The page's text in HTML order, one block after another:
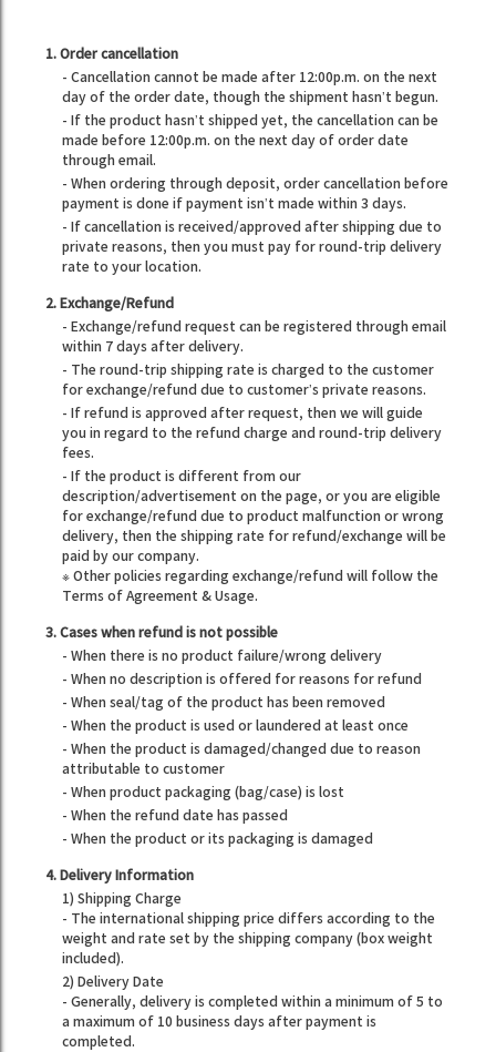
1. Order cancellation
- Cancellation cannot be made after 12:00p.m. on the next
day of the order date, though the shipment hasn’t begun.
- If the product hasn’t shipped yet, the cancellation can be
made before 12:00p.m. on the next day of order date
through email.
- When ordering through deposit, order cancellation before
payment is done if payment isn’t made within 3 days.
- If cancellation is received/approved after shipping due to
private reasons, then you must pay for round-trip delivery
rate to your location.
2. Exchange/Refund
- Exchange/refund request can be registered through email
within 7 days after delivery.
- The round-trip shipping rate is charged to the customer
for exchange/refund due to customer’s private reasons.
- If refund is approved after request, then we will guide
you in regard to the refund charge and round-trip delivery
fees.
- If the product is different from our
description/advertisement on the page, or you are eligible
for exchange/refund due to product malfunction or wrong
delivery, then the shipping rate for refund/exchange will be
paid by our company.
※ Other policies regarding exchange/refund will follow the
Terms of Agreement & Usage.
3. Cases when refund is not possible
- When there is no product failure/wrong delivery
- When no description is offered for reasons for refund
- When seal/tag of the product has been removed
- When the product is used or laundered at least once
- When the product is damaged/changed due to reason
attributable to customer
- When product packaging (bag/case) is lost
- When the refund date has passed
- When the product or its packaging is damaged
4. Delivery Information
1) Shipping Charge
- The international shipping price differs according to the
weight and rate set by the shipping company (box weight
included).
2) Delivery Date
- Generally, delivery is completed within a minimum of 5 to
a maximum of 10 business days after payment is
completed.